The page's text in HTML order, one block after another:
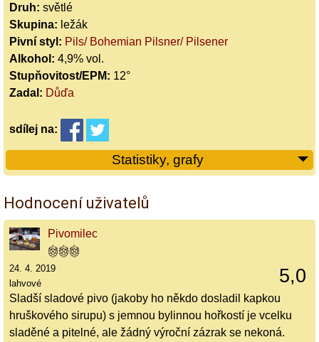
Druh: světlé
Skupina: ležák
Pivní styl: Pils/ Bohemian Pilsner/ Pilsener
Alkohol: 4,9% vol.
Stupňovitost/EPM: 12°
Zadal: Důďa
sdílej na:
Statistiky, grafy
Hodnocení uživatelů
Pivomilec
5,0
24. 4. 2019
lahvové
Sladší sladové pivo (jakoby ho někdo dosladil kapkou
hruškového sirupu) s jemnou bylinnou hořkostí je vcelku
sladěné a pitelné, ale žádný výroční zázrak se nekoná.